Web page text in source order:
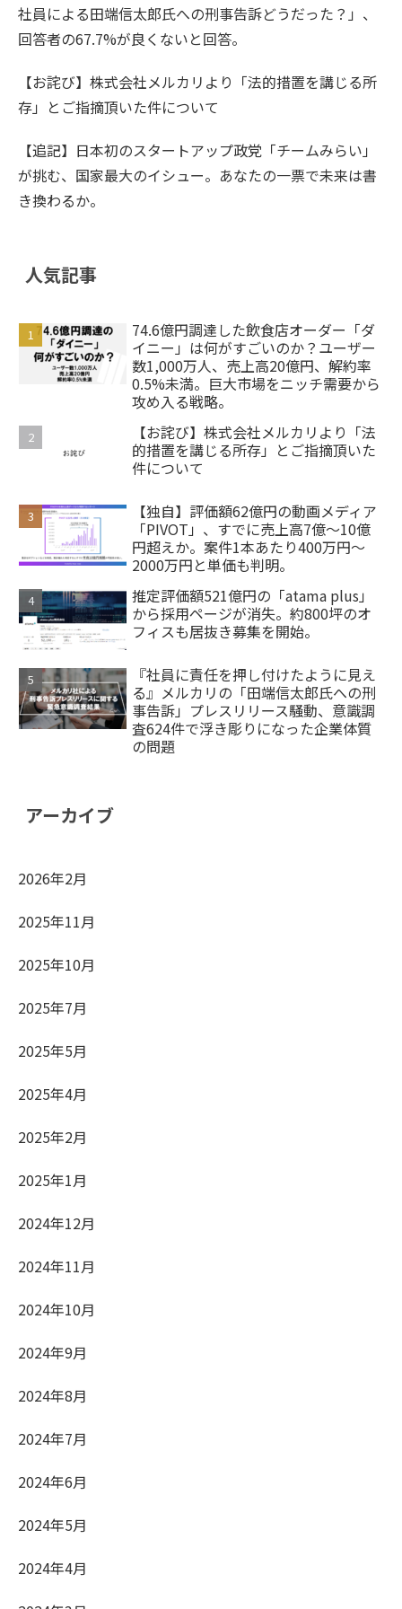
社員による田端信太郎氏への刑事告訴どうだった？」、
回答者の67.7%が良くないと回答。
【お詫び】株式会社メルカリより「法的措置を講じる所
存」とご指摘頂いた件について
【追記】日本初のスタートアップ政党「チームみらい」
が挑む、国家最大のイシュー。あなたの一票で未来は書
き換わるか。
人気記事
74.6億円調達した飲食店オーダー「ダ
イニー」は何がすごいのか？ユーザー
数1,000万人、売上高20億円、解約率
0.5%未満。巨大市場をニッチ需要から
攻め入る戦略。
【お詫び】株式会社メルカリより「法
的措置を講じる所存」とご指摘頂いた
件について
【独自】評価額62億円の動画メディア
「PIVOT」、すでに売上高7億～10億
円超えか。案件1本あたり400万円～
2000万円と単価も判明。
推定評価額521億円の「atama plus」
から採用ページが消失。約800坪のオ
フィスも居抜き募集を開始。
『社員に責任を押し付けたように見え
る』メルカリの「田端信太郎氏への刑
事告訴」プレスリリース騒動、意識調
査624件で浮き彫りになった企業体質
の問題
アーカイブ
2026年2月
2025年11月
2025年10月
2025年7月
2025年5月
2025年4月
2025年2月
2025年1月
2024年12月
2024年11月
2024年10月
2024年9月
2024年8月
2024年7月
2024年6月
2024年5月
2024年4月